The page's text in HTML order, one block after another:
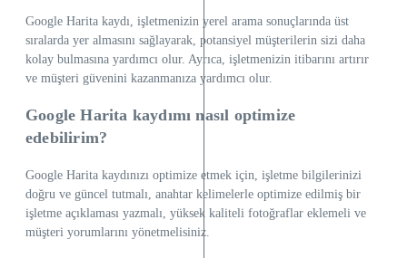
Google Harita kaydı, işletmenizin yerel arama sonuçlarında üst
sıralarda yer almasını sağlayarak, potansiyel müşterilerin sizi daha
kolay bulmasına yardımcı olur. Ayrıca, işletmenizin itibarını artırır
ve müşteri güvenini kazanmanıza yardımcı olur.
Google Harita kaydımı nasıl optimize
edebilirim?
Google Harita kaydınızı optimize etmek için, işletme bilgilerinizi
doğru ve güncel tutmalı, anahtar kelimelerle optimize edilmiş bir
işletme açıklaması yazmalı, yüksek kaliteli fotoğraflar eklemeli ve
müşteri yorumlarını yönetmelisiniz.